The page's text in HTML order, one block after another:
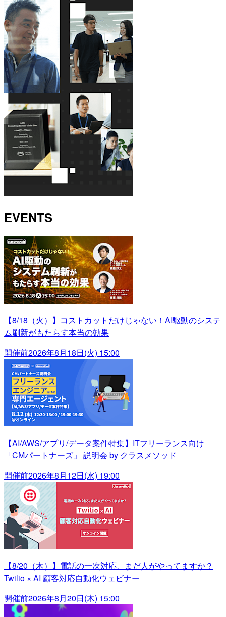
EVENTS
【8/18（火）】コストカットだけじゃない！AI駆動のシステ
ム刷新がもたらす本当の効果
開催前2026年8月18日(火) 15:00
【AI/AWS/アプリ/データ案件特集】ITフリーランス向け
「CMパートナーズ」 説明会 by クラスメソッド
開催前2026年8月12日(水) 19:00
【8/20（木）】電話の一次対応、まだ人がやってますか？
Twilio × AI 顧客対応自動化ウェビナー
開催前2026年8月20日(木) 15:00